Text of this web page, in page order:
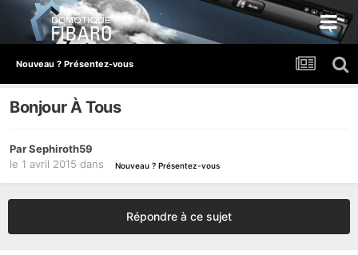
Nouveau ? Présentez-vous
Bonjour À Tous
ParSephiroth59
le 1 avril 2015 dans Nouveau ? Présentez-vous
Répondre à ce sujet